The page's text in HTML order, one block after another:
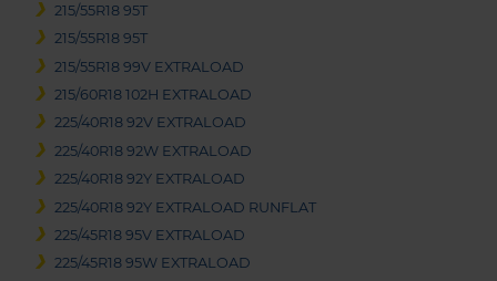
215/55R18 95T
215/55R18 95T
215/55R18 99V EXTRALOAD
215/60R18 102H EXTRALOAD
225/40R18 92V EXTRALOAD
225/40R18 92W EXTRALOAD
225/40R18 92Y EXTRALOAD
225/40R18 92Y EXTRALOAD RUNFLAT
225/45R18 95V EXTRALOAD
225/45R18 95W EXTRALOAD